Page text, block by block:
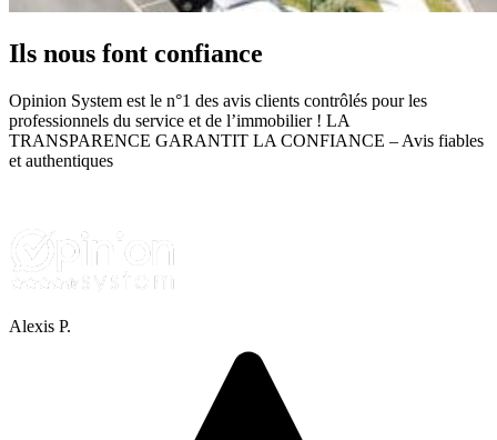
Ils nous font confiance
Opinion System est le n°1 des avis clients contrôlés pour les
professionnels du service et de l’immobilier ! LA
TRANSPARENCE GARANTIT LA CONFIANCE – Avis fiables
et authentiques
Alexis P.